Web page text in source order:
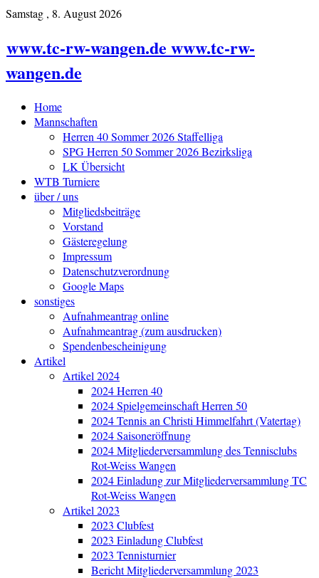
Samstag , 8. August 2026
www.tc-rw-wangen.de www.tc-rw-
wangen.de
Home
Mannschaften
Herren 40 Sommer 2026 Staffelliga
SPG Herren 50 Sommer 2026 Bezirksliga
LK Übersicht
WTB Turniere
über / uns
Mitgliedsbeiträge
Vorstand
Gästeregelung
Impressum
Datenschutzverordnung
Google Maps
sonstiges
Aufnahmeantrag online
Aufnahmeantrag (zum ausdrucken)
Spendenbescheinigung
Artikel
Artikel 2024
2024 Herren 40
2024 Spielgemeinschaft Herren 50
2024 Tennis an Christi Himmelfahrt (Vatertag)
2024 Saisoneröffnung
2024 Mitgliederversammlung des Tennisclubs
Rot-Weiss Wangen
2024 Einladung zur Mitgliederversammlung TC
Rot-Weiss Wangen
Artikel 2023
2023 Clubfest
2023 Einladung Clubfest
2023 Tennisturnier
Bericht Mitgliederversammlung 2023